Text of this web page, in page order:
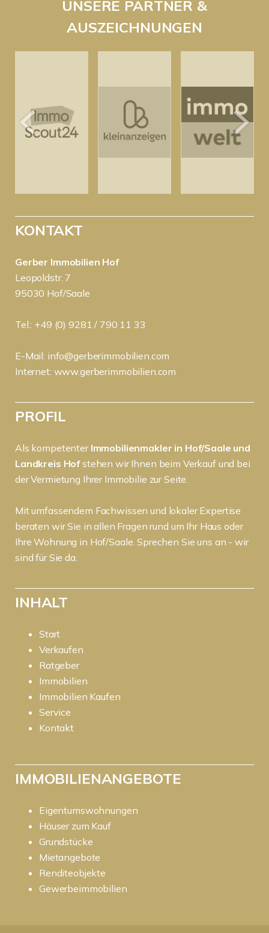
UNSERE PARTNER &
AUSZEICHNUNGEN
KONTAKT
Gerber Immobilien Hof
Leopoldstr. 7
95030 Hof/Saale
Tel.: +49 (0) 9281 / 790 11 33
E-Mail: info@gerberimmobilien.com
Internet: www.gerberimmobilien.com
PROFIL
Als kompetenter Immobilienmakler in Hof/Saale und
Landkreis Hofstehen wir Ihnen beim Verkauf und bei
der Vermietung Ihrer Immobilie zur Seite.
Mit umfassendem Fachwissen und lokaler Expertise
beraten wir Sie in allen Fragen rund um Ihr Haus oder
Ihre Wohnung in Hof/Saale. Sprechen Sie uns an - wir
sind für Sie da.
INHALT
Start
Verkaufen
Ratgeber
Immobilien
Immobilien Kaufen
Service
Kontakt
IMMOBILIENANGEBOTE
Eigentumswohnungen
Häuser zum Kauf
Grundstücke
Mietangebote
Renditeobjekte
Gewerbeimmobilien